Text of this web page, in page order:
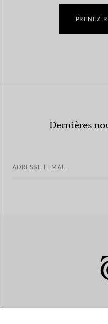
PRENEZ
Dernières
ADRESSE E-MAIL